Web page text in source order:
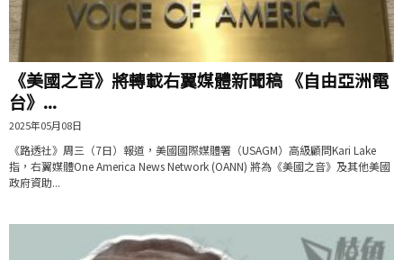
《美國之音》將轉載右翼媒體新聞稿 《自由亞洲電
台》...
2025年05月08日
《路透社》周三（7日）報道，美國國際媒體署（USAGM）高級顧問Kari Lake
指，右翼媒體One America News Network (OANN) 將為《美國之音》及其他美國
政府資助...